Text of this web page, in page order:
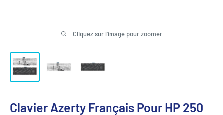
Cliquez sur l'image pour zoomer
Clavier Azerty Français Pour HP 250